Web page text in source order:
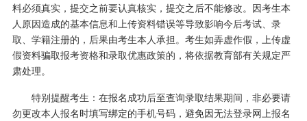
料必须真实，提交之前要认真核实，提交之后不能修改。因考生本
人原因造成的基本信息和上传资料错误等导致影响今后考试、录
取、学籍注册的，后果由考生本人承担。考生如弄虚作假，上传虚
假资料骗取报考资格和录取优惠政策的，将依据教育部有关规定严
肃处理。
特别提醒考生：在报名成功后至查询录取结果期间，非必要请
勿更改本人报名时填写绑定的手机号码，避免因无法登录网上报名